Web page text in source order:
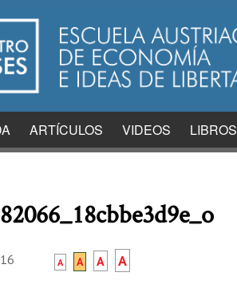
ARTÍCULOS VIDEOS LIBROS
A A A A